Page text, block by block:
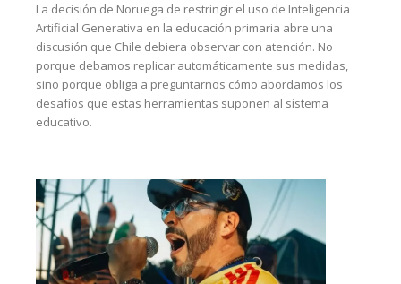
La decisión de Noruega de restringir el uso de Inteligencia
Artificial Generativa en la educación primaria abre una
discusión que Chile debiera observar con atención. No
porque debamos replicar automáticamente sus medidas,
sino porque obliga a preguntarnos cómo abordamos los
desafíos que estas herramientas suponen al sistema
educativo.